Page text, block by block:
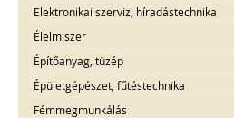
Elektronikai szerviz, híradástechnika
Élelmiszer
Építőanyag, tüzép
Épületgépészet, fűtéstechnika
Fémmegmunkálás